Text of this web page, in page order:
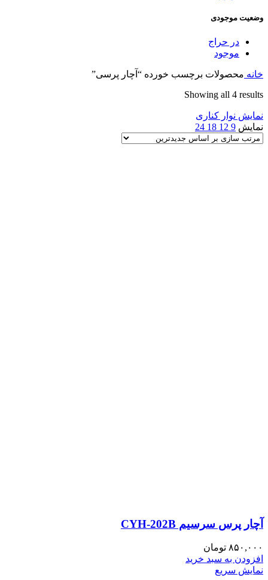
وضعیت موجودی
در حراج
موجود
خانه محصولات برچسب خورده “آچار پرسی”
Showing all 4 results
نمایش نوار کناری
نمایش 9
12
18
24
آچار پرس سرسیم CYH-202B
۸۵۰,۰۰۰ تومان
افزودن به سبد خرید
نمایش سریع